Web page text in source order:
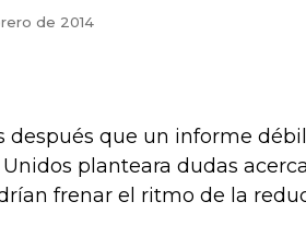
de 2014
después que un informe
planteara dudas
frenar el ritmo de la